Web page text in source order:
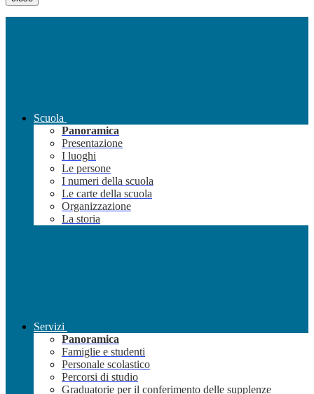
Scuola
Panoramica
Presentazione
I luoghi
Le persone
I numeri della scuola
Le carte della scuola
Organizzazione
La storia
Servizi
Panoramica
Famiglie e studenti
Personale scolastico
Percorsi di studio
Graduatorie per il conferimento delle supplenze